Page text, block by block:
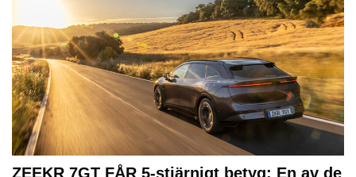
ZEEKR 7GT FÅR 5-stjärnigt betyg: En av de